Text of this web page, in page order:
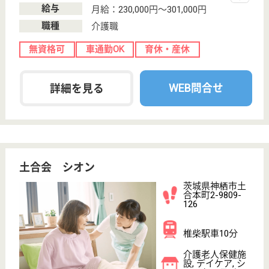
サービス紹介
クリックジョブ介護とは
ご利用の流れ
公式LINE＠
お役立ち情報
転職ノウハウ